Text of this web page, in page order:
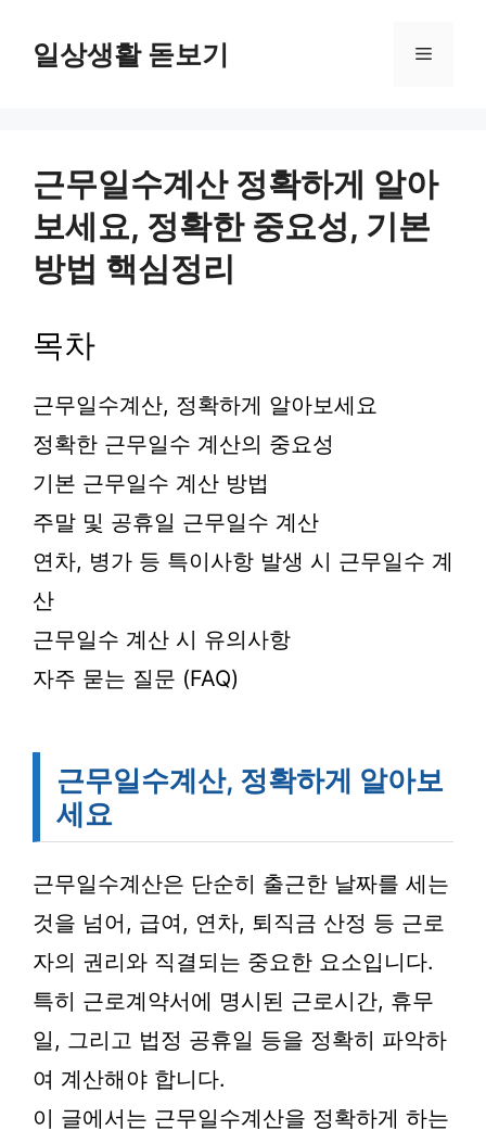
일상생활 돋보기 메
근무일수계산 정확하게 알아
보세요, 정확한 중요성, 기본
방법 핵심정리
목차
근무일수계산, 정확하게 알아보세요
정확한 근무일수 계산의 중요성
기본 근무일수 계산 방법
주말 및 공휴일 근무일수 계산
연차, 병가 등 특이사항 발생 시 근무일수 계
산
근무일수 계산 시 유의사항
자주 묻는 질문 (FAQ)
근무일수계산, 정확하게 알아보
세요
근무일수계산은 단순히 출근한 날짜를 세는
것을 넘어, 급여, 연차, 퇴직금 산정 등 근로
자의 권리와 직결되는 중요한 요소입니다.
특히 근로계약서에 명시된 근로시간, 휴무
일, 그리고 법정 공휴일 등을 정확히 파악하
여 계산해야 합니다.
이 글에서는 근무일수계산을 정확하게 하는